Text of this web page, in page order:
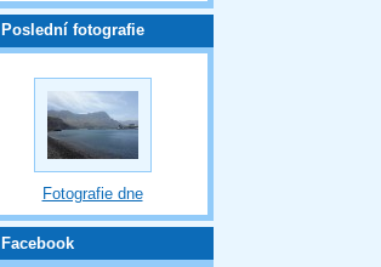
Poslední fotografie
Fotografie dne
Facebook